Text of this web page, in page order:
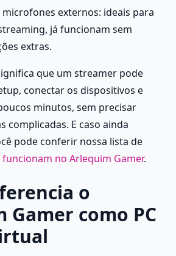
microfones externos: ideais para
já funcionam sem
extras.
que um streamer pode
conectar os dispositivos e
minutos, sem precisar
complicadas. E caso ainda
no Arlequim Gamer.
o
Gamer como PC